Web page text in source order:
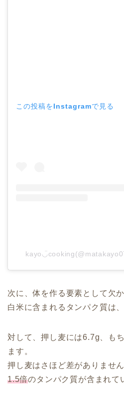
この投稿をInstagramで見る
次に、体を作る要素として欠
白米に含まれるタンパク質は
対して、押し麦には6.7g、も
ます。
押し麦はさほど差がありません
1.5倍のタンパク質が含まれて